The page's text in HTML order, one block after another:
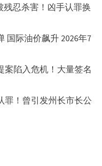
残忍杀害！凶手认罪换
国际油价飙升 2026年7
案陷入危机！大量签名
罪！曾引发州长市长公